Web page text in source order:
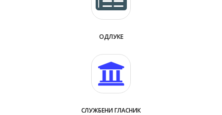
ОДЛУКЕ
СЛУЖБЕНИ ГЛАСНИК